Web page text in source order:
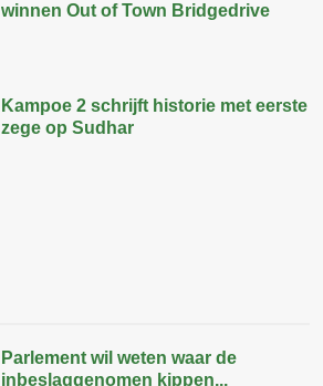
winnen Out of Town Bridgedrive
Kampoe 2 schrijft historie met eerste
zege op Sudhar
Parlement wil weten waar de
inbeslaggenomen kippen...